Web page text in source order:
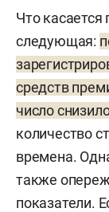
Что касается
следующая:
средств
число
количество
времена.
также
показатели.